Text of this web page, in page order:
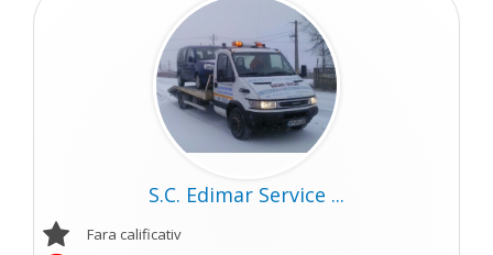
S.C. Edimar Service ...
Fara calificativ